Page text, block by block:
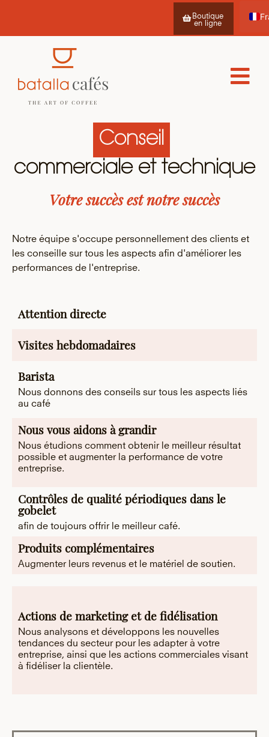
Boutique
en ligne
Conseil
commerciale et technique
Votre succès est notre succès
Notre équipe s'occupe personnellement des clients et
les conseille sur tous les aspects afin d'améliorer les
performances de l'entreprise.
Attention directe
Visites hebdomadaires
Barista
Nous donnons des conseils sur tous les aspects liés
au café
Nous vous aidons à grandir
Nous étudions comment obtenir le meilleur résultat
possible et augmenter la performance de votre
entreprise.
Contrôles de qualité périodiques dans le
gobelet
afin de toujours offrir le meilleur café.
Produits complémentaires
Augmenter leurs revenus et le matériel de soutien.
Actions de marketing et de fidélisation
Nous analysons et développons les nouvelles
tendances du secteur pour les adapter à votre
entreprise, ainsi que les actions commerciales visant
à fidéliser la clientèle.